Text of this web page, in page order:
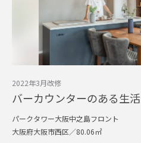
2022年3月改修
バーカウンターのある生活
パークタワー大阪中之島フロント
大阪府大阪市西区／80.06㎡